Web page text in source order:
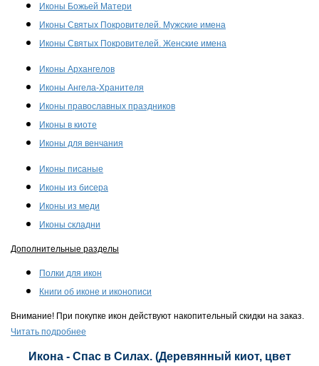
Иконы Божьей Матери
Иконы Святых Покровителей. Мужские имена
Иконы Святых Покровителей. Женские имена
Иконы Архангелов
Иконы Ангела-Хранителя
Иконы православных праздников
Иконы в киоте
Иконы для венчания
Иконы писаные
Иконы из бисера
Иконы из меди
Иконы складни
Дополнительные разделы
Полки для икон
Книги об иконе и иконописи
Внимание! При покупке икон действуют накопительный скидки на заказ.
Читать подробнее
Икона - Спас в Силах. (Деревянный киот, цвет